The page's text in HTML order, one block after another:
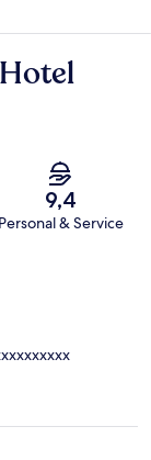
9,4
Personal & Service